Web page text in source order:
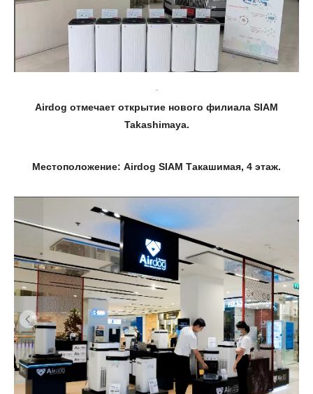
Airdog отмечает открытие нового филиала SIAM
Takashimaya.
Местоположение: Airdog SIAM Такашимая, 4 этаж.